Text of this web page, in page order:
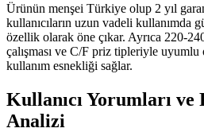
Ürünün menşei Türkiye olup 2 yıl
kullanıcıların uzun vadeli kullanımda
özellik olarak öne çıkar. Ayrıca 220-
çalışması ve C/F priz tipleriyle uyumlu
kullanım esnekliği sağlar.
Kullanıcı Yorumları ve
Analizi